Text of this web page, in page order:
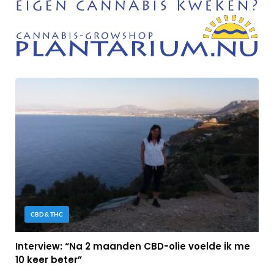
CBD & THC
Interview: “Na 2 maanden CBD-olie voelde ik me
10 keer beter”